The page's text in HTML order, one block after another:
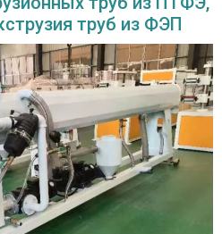
труб из ФЭП